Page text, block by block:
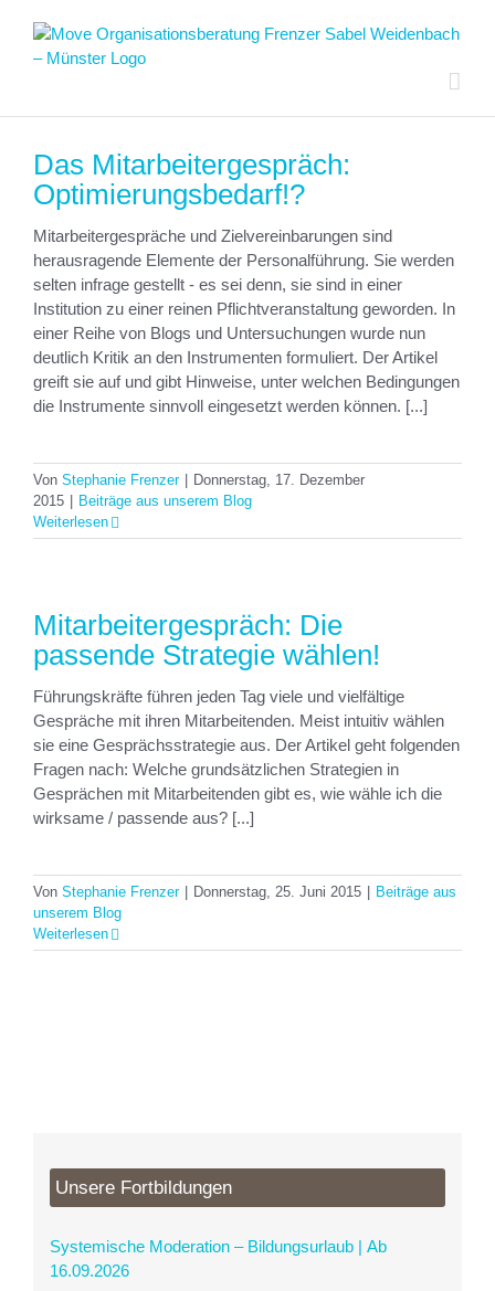
Inhalt
springen
Das Mitarbeitergespräch:
Optimierungsbedarf!?
Mitarbeitergespräche und Zielvereinbarungen sind
herausragende Elemente der Personalführung. Sie werden
selten infrage gestellt - es sei denn, sie sind in einer
Institution zu einer reinen Pflichtveranstaltung geworden. In
einer Reihe von Blogs und Untersuchungen wurde nun
deutlich Kritik an den Instrumenten formuliert. Der Artikel
greift sie auf und gibt Hinweise, unter welchen Bedingungen
die Instrumente sinnvoll eingesetzt werden können. [...]
Von Stephanie Frenzer
Donnerstag, 17. Dezember
2015
Beiträge aus unserem Blog
Weiterlesen
Mitarbeitergespräch: Die
passende Strategie wählen!
Führungskräfte führen jeden Tag viele und vielfältige
Gespräche mit ihren Mitarbeitenden. Meist intuitiv wählen
sie eine Gesprächsstrategie aus. Der Artikel geht folgenden
Fragen nach: Welche grundsätzlichen Strategien in
Gesprächen mit Mitarbeitenden gibt es, wie wähle ich die
wirksame / passende aus? [...]
Von Stephanie Frenzer Donnerstag, 25. Juni 2015
Beiträge aus
unserem Blog
Weiterlesen
Unsere Fortbildungen
Systemische Moderation – Bildungsurlaub | Ab
16.09.2026